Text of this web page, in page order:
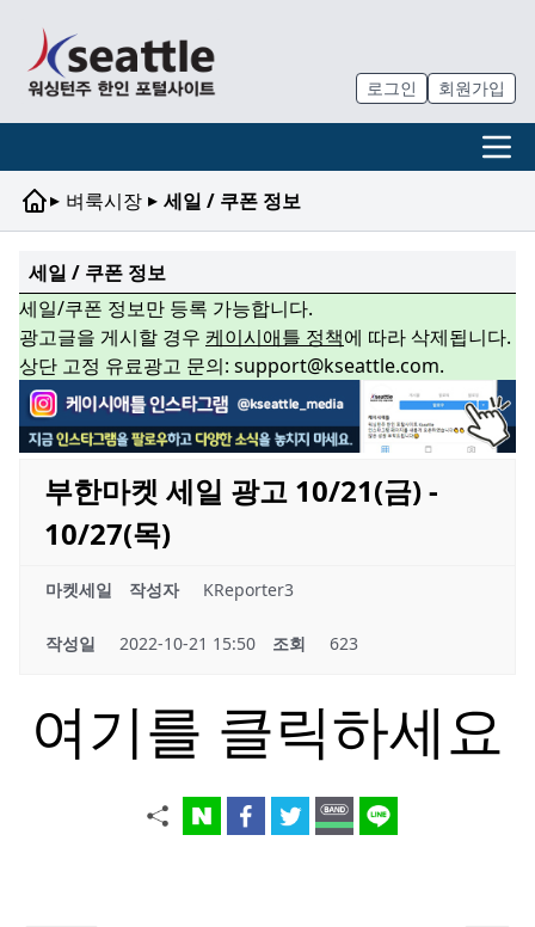
로그인 회원가입
▸ 벼룩시장 ▸ 세일 / 쿠폰 정보
세일 / 쿠폰 정보
세일/쿠폰 정보만 등록 가능합니다.
광고글을 게시할 경우 케이시애틀 정책에 따라 삭제됩니다.
상단 고정 유료광고 문의: support@kseattle.com.
부한마켓 세일 광고 10/21(금) -
10/27(목)
마켓세일 작성자 KReporter3
작성일 2022-10-21 15:50 조회 623
여기를 클릭하세요